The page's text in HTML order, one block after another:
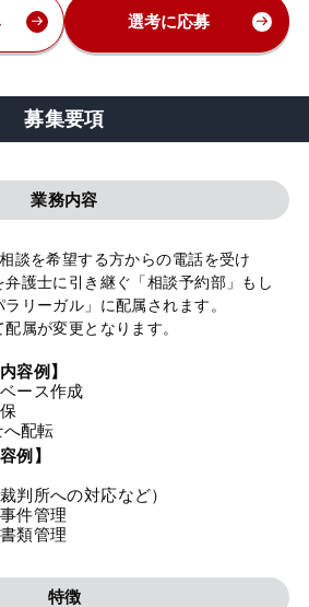
選考に応募
募集要項
業務内容
談を希望する方からの電話を受け
護士に引き継ぐ「相談予約部」もし
リーガル」に配属されます。
属が変更となります。
容例】
ース作成
へ配転
例】
判所への対応など）
件管理
類管理
特徴
ー 利用規約 内部通報
受賞 定義集